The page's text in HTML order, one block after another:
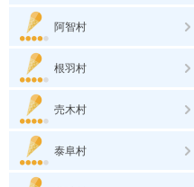
阿智村
根羽村
売木村
泰阜村